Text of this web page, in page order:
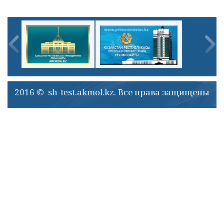
2016 © sh-test.akmol.kz. Все права защищены